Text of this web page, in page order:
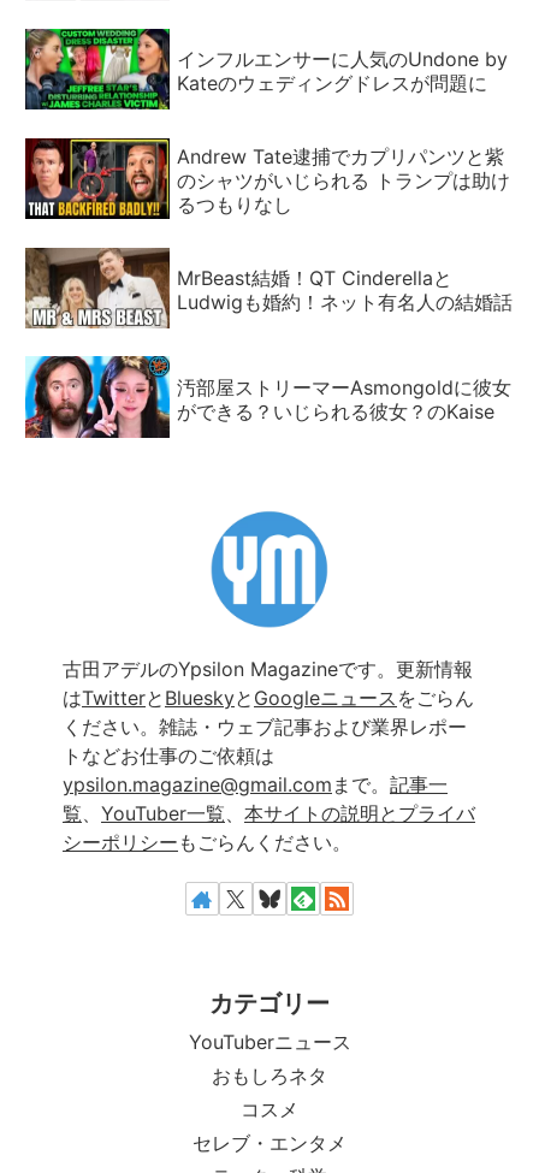
インフルエンサーに人気のUndone by
Kateのウェディングドレスが問題に
Andrew Tate逮捕でカプリパンツと紫
のシャツがいじられる トランプは助け
るつもりなし
MrBeast結婚！QT Cinderellaと
Ludwigも婚約！ネット有名人の結婚話
汚部屋ストリーマーAsmongoldに彼女
ができる？いじられる彼女？のKaise
古田アデルのYpsilon Magazineです。更新情報
はTwitterと Blueskyと Googleニュース をごらん
ください。雑誌・ウェブ記事および業界レポー
トなどお仕事のご依頼は
ypsilon.magazine@gmail.com まで。 記事一
覧、 YouTuber一覧、 本サイトの説明とプライバ
シーポリシー もごらんください。
カテゴリー
YouTuberニュース
おもしろネタ
コスメ
セレブ・エンタメ